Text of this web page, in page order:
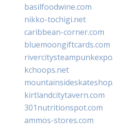
basilfoodwine.com
nikko-tochigi.net
caribbean-corner.com
bluemoongiftcards.com
kchoops.net
kirtlandcitytavern.com
301nutritionspot.com
ammos-stores.com